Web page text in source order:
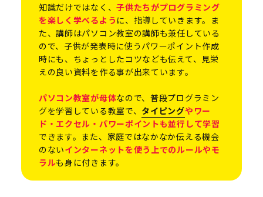
知識だけではなく、子供たちがプログラミング
を楽しく学べるよう に、指導していきます。ま
た、講師はパソコン教室の講師も兼任している
ので、子供が発表時に使うパワーポイント作成
時にも、ちょっとしたコツなども伝えて、見栄
えの良い資料を作る事が出来ています。
パソコン教室が母体なので、普段プログラミン
グを学習している教室で、 タイピングやワー
ド・エクセル・パワーポイントも並行して学習
できます。また、家庭ではなかなか伝える機会
のないインターネットを使う上でのルールやモ
ラルも身に付きます。